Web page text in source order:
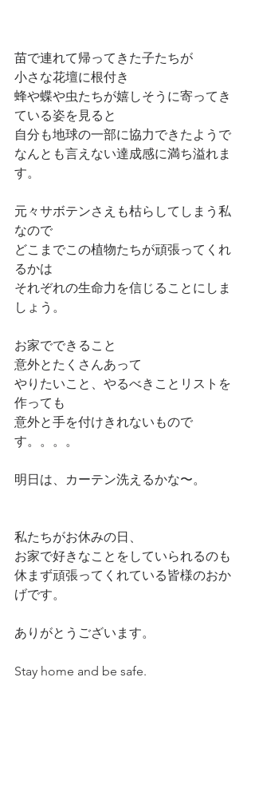
苗で連れて帰ってきた子たちが
小さな花壇に根付き
蜂や蝶や虫たちが嬉しそうに寄ってき
ている姿を見ると
自分も地球の一部に協力できたようで
なんとも言えない達成感に満ち溢れま
す。
元々サボテンさえも枯らしてしまう私
なので
どこまでこの植物たちが頑張ってくれ
るかは
それぞれの生命力を信じることにしま
しょう。
お家でできること
意外とたくさんあって
やりたいこと、やるべきことリストを
作っても
意外と手を付けきれないもので
す。。。。
明日は、カーテン洗えるかな〜。
私たちがお休みの日、
お家で好きなことをしていられるのも
休まず頑張ってくれている皆様のおか
げです。
ありがとうございます。
Stay home and be safe.